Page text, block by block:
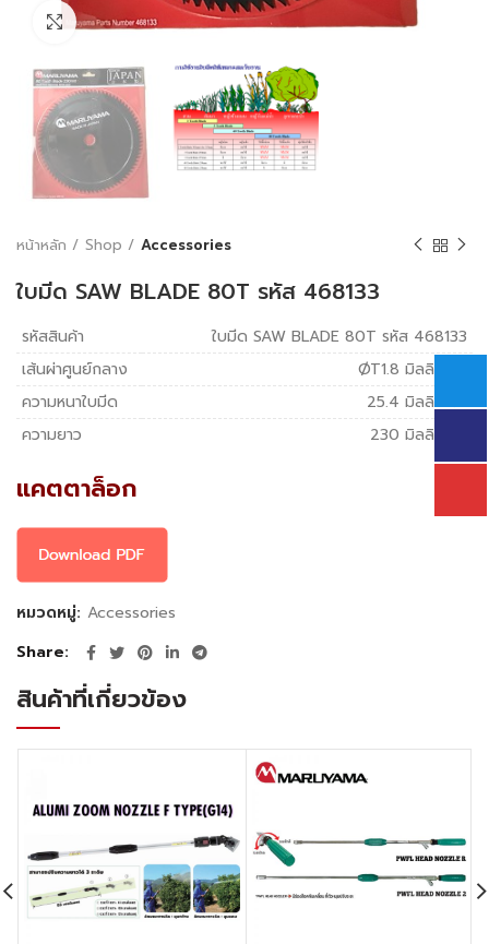
Click to enlarge
หน้าหลัก Shop Accessories
ใบมีด SAW BLADE 80T รหัส 468133
รหัสสินค้า
ใบมีด SAW BLADE 80T รหัส 468133
เส้นผ่าศูนย์กลาง
ØT1.8 มิลลิเมตร
ความหนาใบมีด
25.4 มิลลิเมตร
ความยาว
230 มิลลิเมตร
แคตตาล็อก
หมวดหมู่: Accessories
Share
สินค้าที่เกี่ยวข้อง